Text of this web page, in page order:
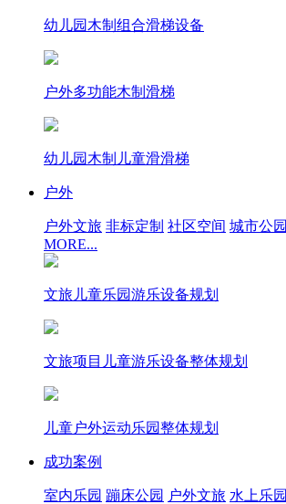
幼儿园木制组合滑梯设备
户外多功能木制滑梯
幼儿园木制儿童滑滑梯
户外
户外文旅 非标定制 社区空间 城市公园
MORE...
文旅儿童乐园游乐设备规划
文旅项目儿童游乐设备整体规划
儿童户外运动乐园整体规划
成功案例
室内乐园 蹦床公园 户外文旅 水上乐园